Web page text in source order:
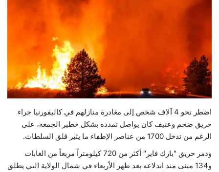
حياة
اضطر نحو 4 آلاف شخص إلى مغادرة منازلهم في كاليفورنيا جراء
حريق ضخم وعنيف كان يواصل تمدده بشكل خطير الجمعة، على
الرغم من تدخل 1700 من عناصر الإطفاء ما يثير قلق السلطات.
ودمر حريق "بارك فاير" أكثر من 720 كيلومتراً مربعاً من الغابات
و134 مبنى منذ اندلاعه بعد ظهر الأربعاء في شمال الولاية التي يطلق